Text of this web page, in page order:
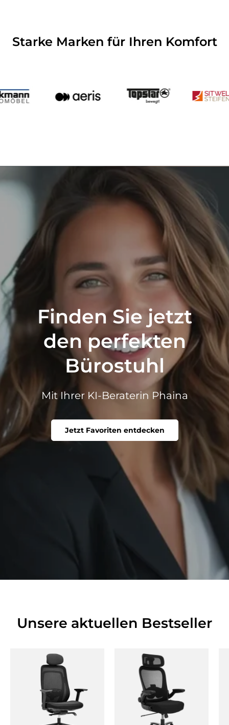
Starke Marken für Ihren Komfort
Finden Sie jetzt
den perfekten
Bürostuhl
Mit Ihrer KI-Beraterin Phaina
Jetzt Favoriten entdecken
Unsere aktuellen Bestseller